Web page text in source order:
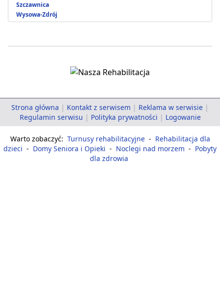
Szczawnica
Wysowa-Zdrój
Strona główna | Kontakt z serwisem | Reklama w serwisie |
Regulamin serwisu | Polityka prywatności | Logowanie
Warto zobaczyć: Turnusy rehabilitacyjne - Rehabilitacja dla
dzieci - Domy Seniora i Opieki - Noclegi nad morzem - Pobyty
dla zdrowia